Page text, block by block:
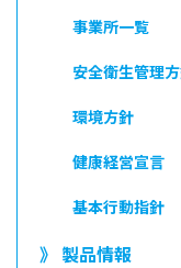
事業所一覧
安全衛生管理
環境方針
健康経営宣言
基本行動指針
》 製品情報